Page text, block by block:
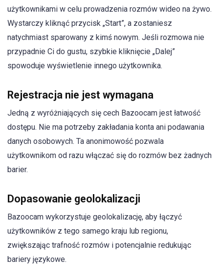
użytkownikami w celu prowadzenia rozmów wideo na żywo.
Wystarczy kliknąć przycisk „Start”, a zostaniesz
natychmiast sparowany z kimś nowym. Jeśli rozmowa nie
przypadnie Ci do gustu, szybkie kliknięcie „Dalej”
spowoduje wyświetlenie innego użytkownika.
Rejestracja nie jest wymagana
Jedną z wyróżniających się cech Bazoocam jest łatwość
dostępu. Nie ma potrzeby zakładania konta ani podawania
danych osobowych. Ta anonimowość pozwala
użytkownikom od razu włączać się do rozmów bez żadnych
barier.
Dopasowanie geolokalizacji
Bazoocam wykorzystuje geolokalizację, aby łączyć
użytkowników z tego samego kraju lub regionu,
zwiększając trafność rozmów i potencjalnie redukując
bariery językowe.